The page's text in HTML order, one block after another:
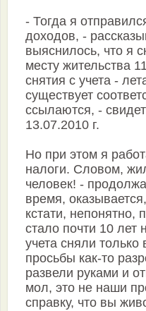
- Тогда я
доходов, -
выяснилось, что я
месту жительства
снятия с учета -
существует
ссылаются, -
13.07.2010 г.
Но при этом я
налоги. Словом,
человек! -
время,
кстати, непонятно,
стало почти 10 лет
учета сняли
просьбы как-то
развели руками и
мол, это не наши
справку, что вы